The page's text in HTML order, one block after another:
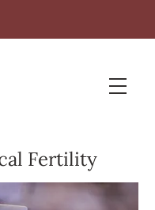
Fertility